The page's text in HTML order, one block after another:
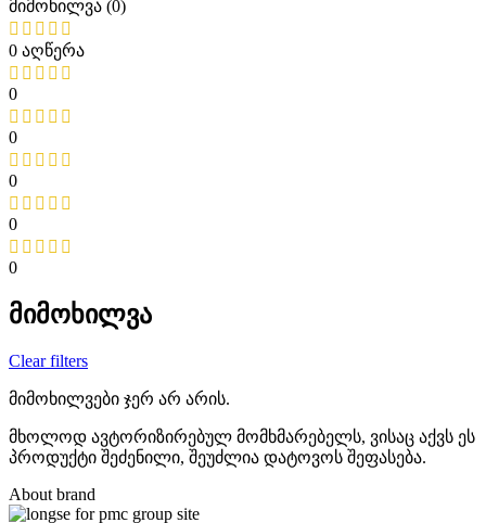
მიმოხილვა (0)
0 აღწერა
0
0
0
0
0
მიმოხილვა
Clear filters
მიმოხილვები ჯერ არ არის.
მხოლოდ ავტორიზირებულ მომხმარებელს, ვისაც აქვს ეს
პროდუქტი შეძენილი, შეუძლია დატოვოს შეფასება.
About brand